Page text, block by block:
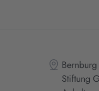
Bernburg
Stiftung